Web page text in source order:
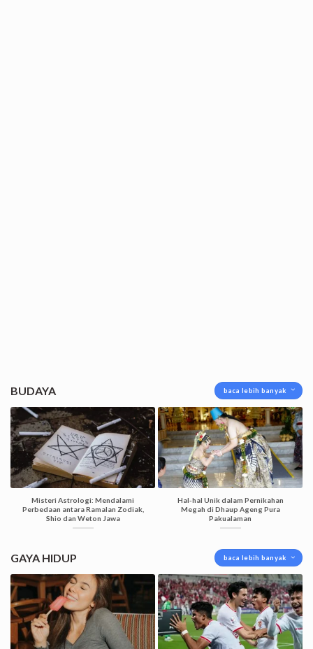
BUDAYA baca lebih banyak
Misteri Astrologi: Mendalami
Perbedaan antara Ramalan Zodiak,
Shio dan Weton Jawa
Hal-hal Unik dalam Pernikahan
Megah di Dhaup Ageng Pura
Pakualaman
GAYA HIDUP baca lebih banyak